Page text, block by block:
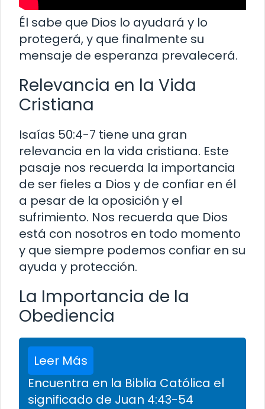
Él sabe que Dios lo ayudará y lo
protegerá, y que finalmente su
mensaje de esperanza prevalecerá.
Relevancia en la Vida
Cristiana
Isaías 50:4-7 tiene una gran
relevancia en la vida cristiana. Este
pasaje nos recuerda la importancia
de ser fieles a Dios y de confiar en él
a pesar de la oposición y el
sufrimiento. Nos recuerda que Dios
está con nosotros en todo momento
y que siempre podemos confiar en su
ayuda y protección.
La Importancia de la
Obediencia
Leer Más
Encuentra en la Biblia Católica el
significado de Juan 4:43-54